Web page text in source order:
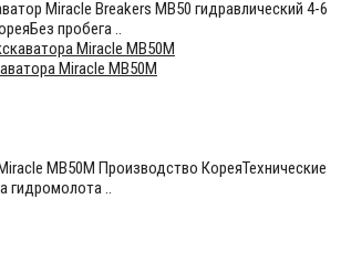
Miracle Breakers MB50 гидравлический 4-6
пробега ..
Miracle MB50M
MB50M Производство КореяТехнические
гидромолота ..